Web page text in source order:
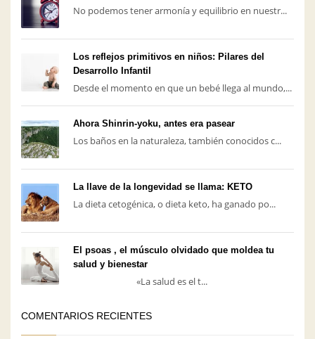
No podemos tener armonía y equilibrio en nuestr...
Los reflejos primitivos en niños: Pilares del
Desarrollo Infantil
Desde el momento en que un bebé llega al mundo,...
Ahora Shinrin-yoku, antes era pasear
Los baños en la naturaleza, también conocidos c...
La llave de la longevidad se llama: KETO
La dieta cetogénica, o dieta keto, ha ganado po...
El psoas , el músculo olvidado que moldea tu
salud y bienestar
«La salud es el t...
COMENTARIOS RECIENTES